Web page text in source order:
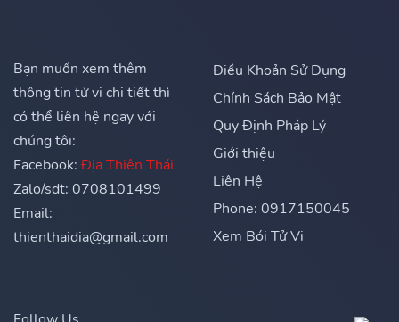
Bạn muốn xem thêm
thông tin tử vi chi tiết thì
có thể liên hệ ngay với
chúng tôi:
Facebook: Địa Thiên Thái
Zalo/sdt: 0708101499
Email:
thienthaidia@gmail.com
Điều Khoản Sử Dụng
Chính Sách Bảo Mật
Quy Định Pháp Lý
Giới thiệu
Liên Hệ
Phone: 0917150045
Xem Bói Tử Vi